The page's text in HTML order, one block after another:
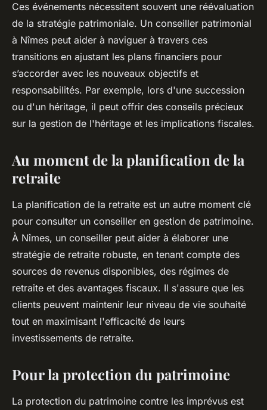
Ces événements nécessitent souvent une réévaluation
de la stratégie patrimoniale. Un conseiller patrimonial
à Nîmes peut aider à naviguer à travers ces
transitions en ajustant les plans financiers pour
s’accorder avec les nouveaux objectifs et
responsabilités. Par exemple, lors d'une succession
ou d'un héritage, il peut offrir des conseils précieux
sur la gestion de l'héritage et les implications fiscales.
Au moment de la planification de la
retraite
La planification de la retraite est un autre moment clé
pour consulter un conseiller en gestion de patrimoine.
À Nîmes, un conseiller peut aider à élaborer une
stratégie de retraite robuste, en tenant compte des
sources de revenus disponibles, des régimes de
retraite et des avantages fiscaux. Il s'assure que les
clients peuvent maintenir leur niveau de vie souhaité
tout en maximisant l'efficacité de leurs
investissements de retraite.
Pour la protection du patrimoine
La protection du patrimoine contre les imprévus est